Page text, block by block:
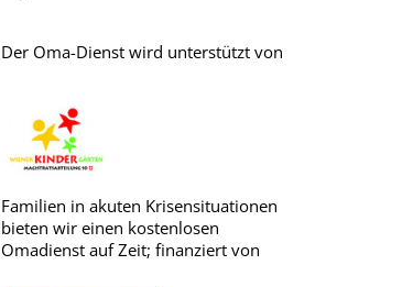
Der Oma-Dienst wird unterstützt von
Familien in akuten Krisensituationen
bieten wir einen kostenlosen
Omadienst auf Zeit; finanziert von